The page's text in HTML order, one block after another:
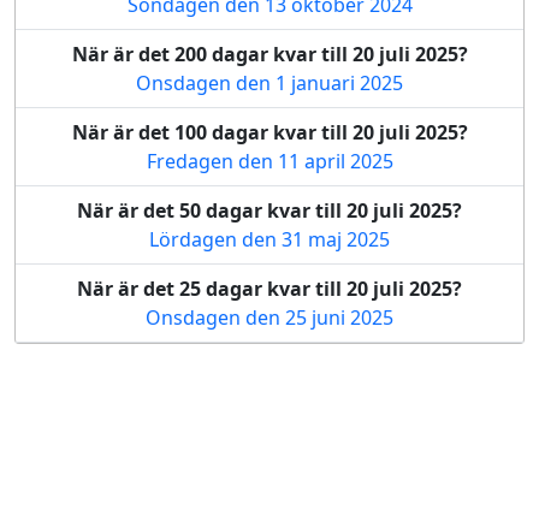
Söndagen den 13 oktober 2024
När är det 200 dagar kvar till 20 juli 2025?
Onsdagen den 1 januari 2025
När är det 100 dagar kvar till 20 juli 2025?
Fredagen den 11 april 2025
När är det 50 dagar kvar till 20 juli 2025?
Lördagen den 31 maj 2025
När är det 25 dagar kvar till 20 juli 2025?
Onsdagen den 25 juni 2025